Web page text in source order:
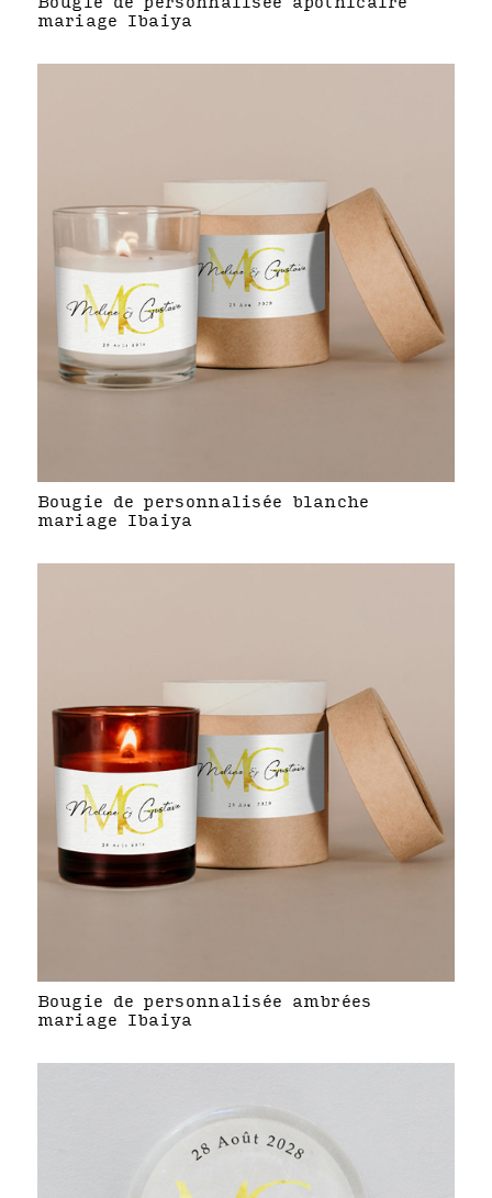
mariage Ibaiya
Bougie de personnalisée blanche
mariage Ibaiya
Bougie de personnalisée ambrées
mariage Ibaiya